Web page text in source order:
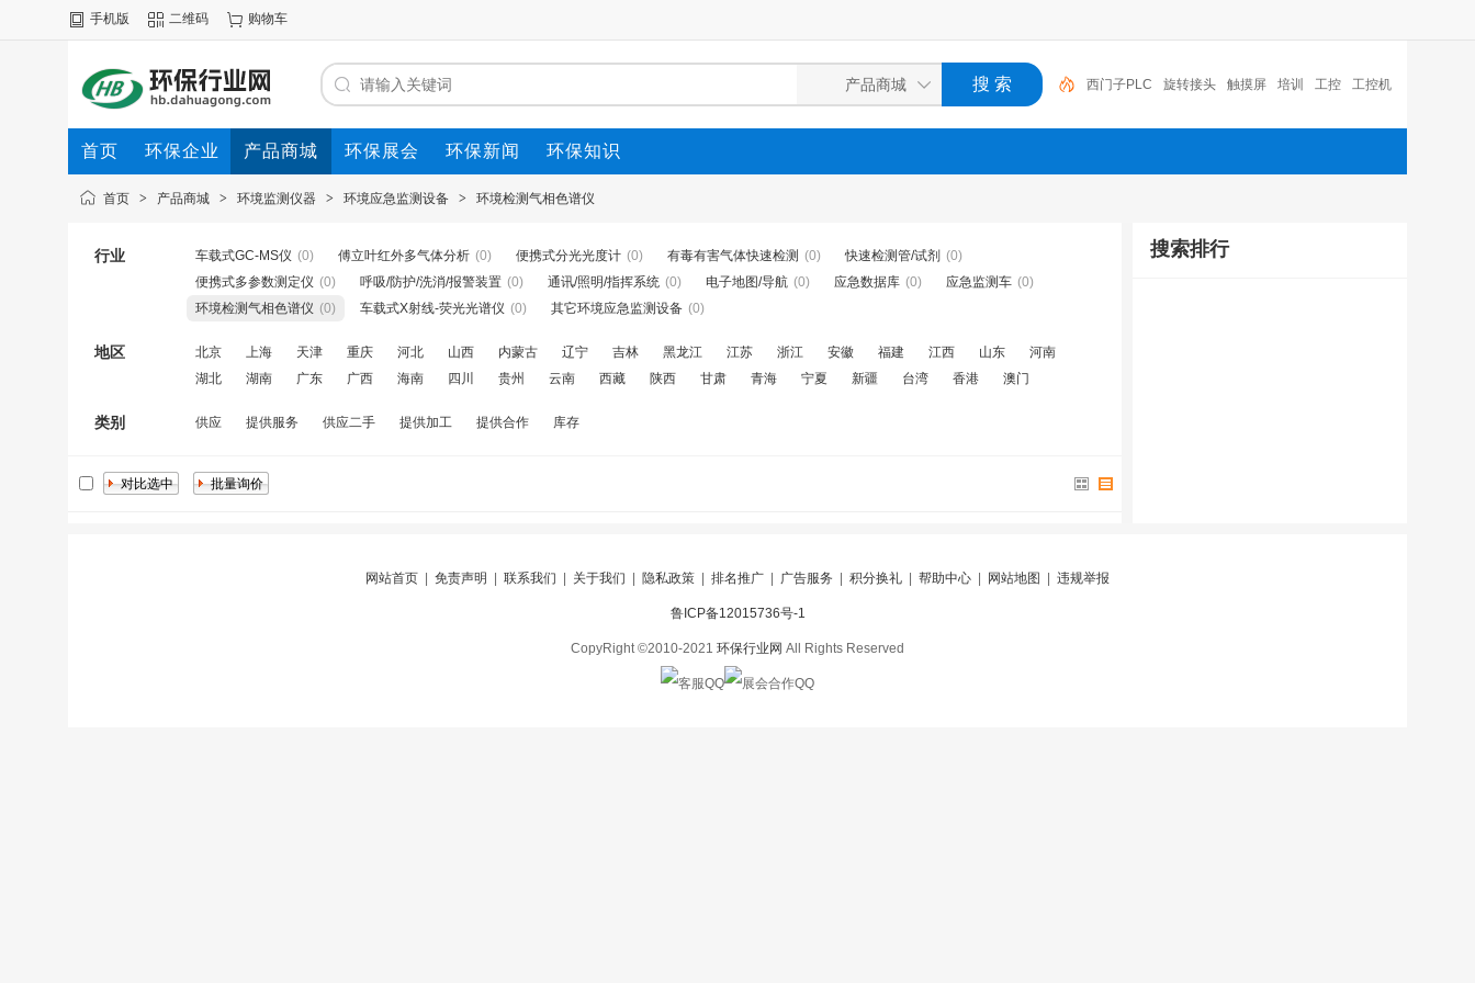
手机版 二维码 购物车
西门子PLC 旋转接头 触摸屏 培训 工控 工控机
变送器 球阀 plc 阀门
首页 环保企业 产品商城 环保展会 环保新闻 环保知识
首页 > 产品商城 > 环境监测仪器 > 环境应急监测设备 > 环境检测气相色谱仪
行业 车载式GC-MS仪 (0) 傅立叶红外多气体分析 (0) 便携式分光光度计 (0) 有毒有害气体快速检测 (0) 快速检测管/试剂 (0)
便携式多参数测定仪 (0) 呼吸/防护/洗消/报警装置 (0) 通讯/照明/指挥系统 (0) 电子地图/导航 (0) 应急数据库 (0) 应急监测车 (0)
环境检测气相色谱仪 (0) 车载式X射线-荧光光谱仪 (0) 其它环境应急监测设备 (0)
地区 北京 上海 天津 重庆 河北 山西 内蒙古 辽宁 吉林 黑龙江 江苏 浙江 安徽 福建 江西 山东
河南
湖北
湖南 广东 广西 海南 四川 贵州 云南 西藏 陕西 甘肃 青海 宁夏 新疆 台湾 香港 澳门
类别 供应 提供服务 供应二手 提供加工 提供合作 库存
搜索排行
网站首页 免责声明 联系我们 关于我们 隐私政策 排名推广 广告服务 积分换礼 帮助中心 网站地图 违规举报
鲁ICP备12015736号-1
CopyRight ©2010-2021 环保行业网 All Rights Reserved